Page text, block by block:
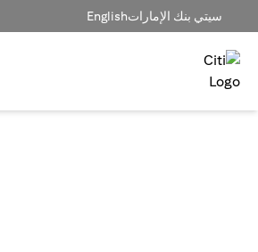
سيتي بنك الإماراتEnglish